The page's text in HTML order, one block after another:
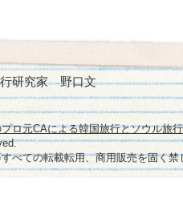
行研究家 野口文
ロ元CAによる韓国旅行とソウル旅
べての転載転用、商用販売を固く禁